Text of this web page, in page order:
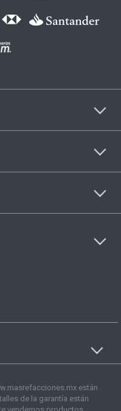
están
de la garantía están